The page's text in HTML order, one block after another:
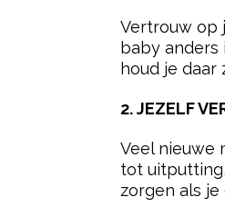
Vertrouw op
baby anders
houd je daar
2. JEZELF
Veel nieuwe
tot
zorgen als